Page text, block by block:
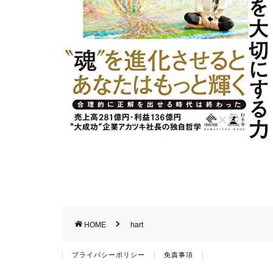
HOME hart
プライバシーポリシー 免責事項